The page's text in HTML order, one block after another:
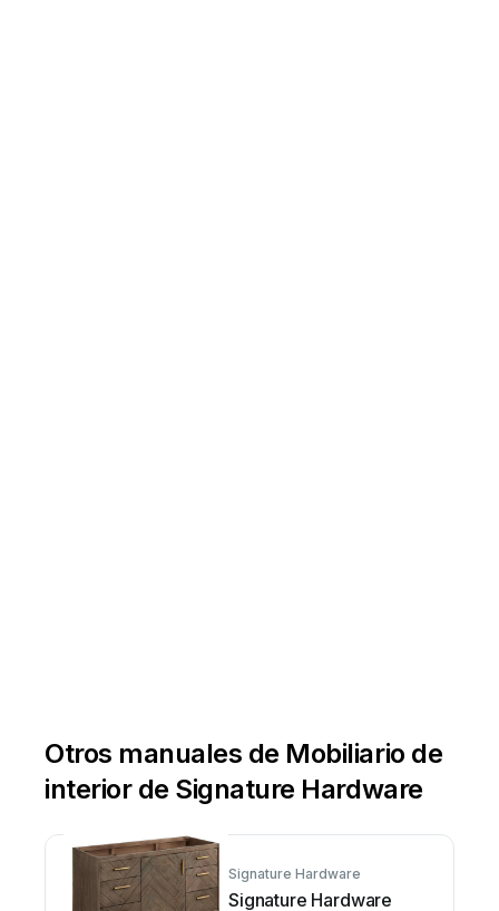
Otros manuales de Mobiliario de
interior de Signature Hardware
Signature Hardware
Signature Hardware